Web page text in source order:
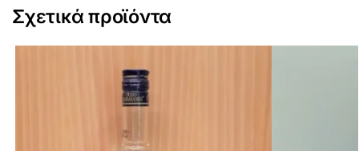
Σχετικά προϊόντα